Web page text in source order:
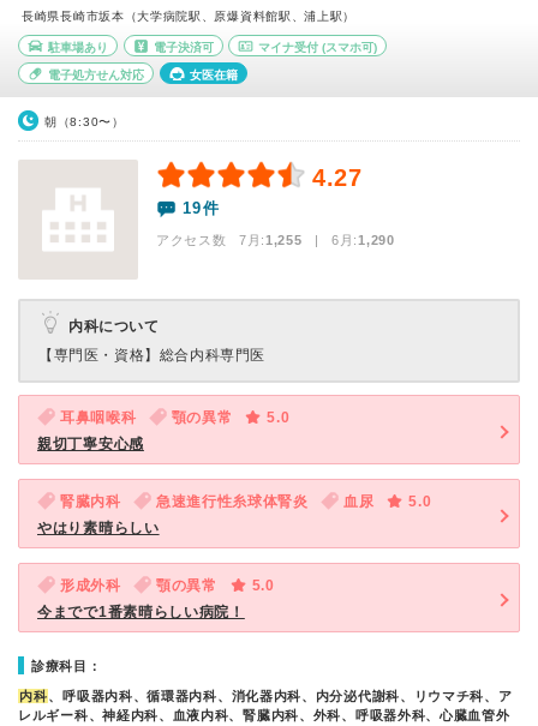
長崎県長崎市坂本（大学病院駅、原爆資料館駅、浦上駅）
駐車場あり 電子決済可 マイナ受付 (スマホ可)
電子処方せん対応 女医在籍
朝（8:30〜）
4.27
19件
アクセス数 7月:1,255 | 6月:1,290
内科について
【専門医・資格】 総合内科専門医
耳鼻咽喉科 顎の異常
5.0
親切丁寧安心感
腎臓内科 急速進行性糸球体腎炎 血尿
5.0
やはり素晴らしい
形成外科 顎の異常
5.0
今までで1番素晴らしい病院！
診療科目：
内科、呼吸器内科、循環器内科、消化器内科、内分泌代謝科、リウマチ科、ア
レルギー科、神経内科、血液内科、腎臓内科、外科、呼吸器外科、心臓血管外